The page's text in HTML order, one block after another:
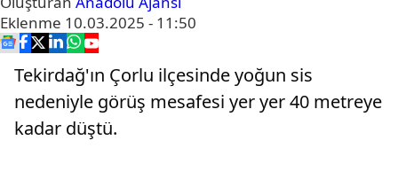
Eklenme 10.03.2025 - 11:50
Tekirdağ'ın Çorlu ilçesinde yoğun sis
nedeniyle görüş mesafesi yer yer 40 metreye
kadar düştü.